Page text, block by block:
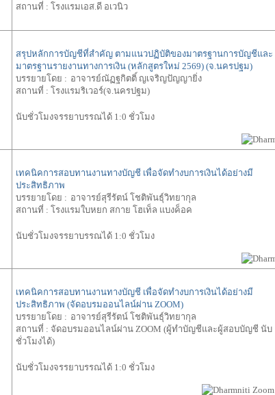
สถานที่ : โรงแรมเอส.ดี อเวนิว
สรุปหลักการบัญชีที่สำคัญ ตามแนวปฏิบัติของมาตรฐานการบัญชีและ
มาตรฐานรายงานทางการเงิน (หลักสูตรใหม่ 2569) (จ.นครปฐม)
บรรยายโดย : อาจารย์ณัฏฐกิตติ์ ญเจริญปัญญายิ่ง
สถานที่ : โรงแรมริเวอร์(จ.นครปฐม)
นับชั่วโมงจรรยาบรรณได้ 1:0 ชั่วโมง
เทคนิคการสอบทานงานทางบัญชี เพื่อจัดทำงบการเงินได้อย่างมี
ประสิทธิภาพ
บรรยายโดย : อาจารย์สุรีรัตน์ โชติพันธุ์วิทยากุล
สถานที่ : โรงแรมใบหยก สกาย โฮเท็ล แบงค็อค
นับชั่วโมงจรรยาบรรณได้ 1:0 ชั่วโมง
เทคนิคการสอบทานงานทางบัญชี เพื่อจัดทำงบการเงินได้อย่างมี
ประสิทธิภาพ (จัดอบรมออนไลน์ผ่าน ZOOM)
บรรยายโดย : อาจารย์สุรีรัตน์ โชติพันธุ์วิทยากุล
สถานที่ : จัดอบรมออนไลน์ผ่าน ZOOM (ผู้ทำบัญชีและผู้สอบบัญชี นับ
ชั่วโมงได้)
นับชั่วโมงจรรยาบรรณได้ 1:0 ชั่วโมง